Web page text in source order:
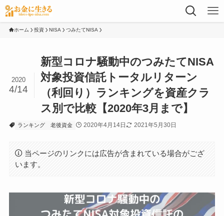
ホーム 投資 NISA つみたてNISA
新型コロナ騒動中のつみたてNISA
対象投資信託トータルリターン
（利回り）ランキングを資産クラ
ス別で比較【2020年3月まで】
2020
4/14
ランキング 老後資金 2020年4月14日 2021年5月30日
当ページのリンクには広告が含まれている場合がござ
います。